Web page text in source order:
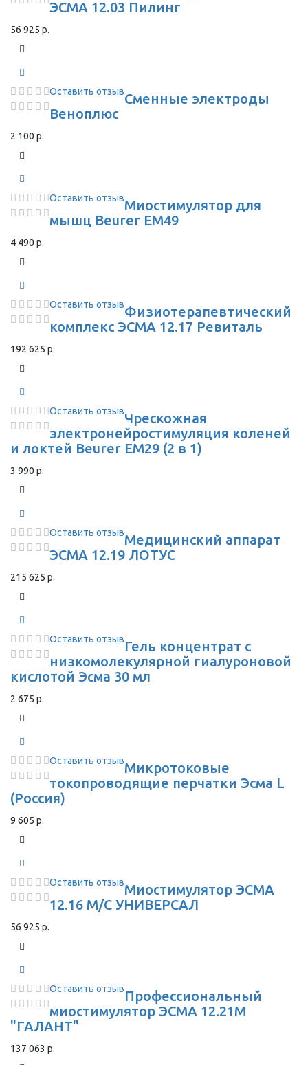
ЭСМА 12.03 Пилинг
56 925 р.
Оставить отзывСменные электроды
Веноплюс
2 100 р.
Оставить отзывМиостимулятор для
мышц Beurer EM49
4 490 р.
Оставить отзывФизиотерапевтический
комплекс ЭСМА 12.17 Ревиталь
192 625 р.
Оставить отзывЧрескожная
электронейростимуляция коленей
и локтей Beurer EM29 (2 в 1)
3 990 р.
Оставить отзывМедицинский аппарат
ЭСМА 12.19 ЛОТУС
215 625 р.
Оставить отзывГель концентрат с
низкомолекулярной гиалуроновой
кислотой Эсма 30 мл
2 675 р.
Оставить отзывМикротоковые
токопроводящие перчатки Эсма L
(Россия)
9 605 р.
Оставить отзывМиостимулятор ЭСМА
12.16 М/С УНИВЕРСАЛ
56 925 р.
Оставить отзывПрофессиональный
миостимулятор ЭСМА 12.21М
"ГАЛАНТ"
137 063 р.